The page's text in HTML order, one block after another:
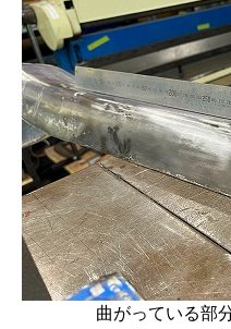
曲がっている部